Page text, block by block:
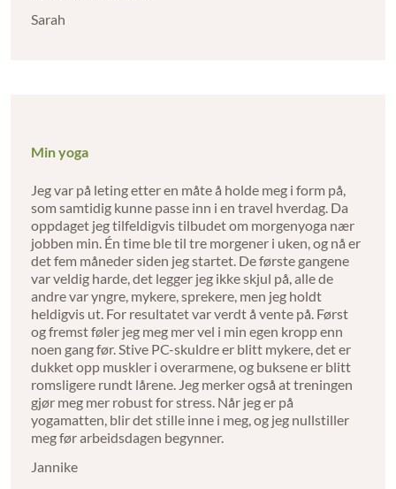
Sarah
Min yoga
Jeg var på leting etter en måte å holde meg i form på,
som samtidig kunne passe inn i en travel hverdag. Da
oppdaget jeg tilfeldigvis tilbudet om morgen­yoga nær
jobben min. Én time ble til tre morgener i uken, og nå er
det fem måneder siden jeg startet. De første gangene
var veldig harde, det legger jeg ikke skjul på, alle de
andre var yngre, mykere, sprekere, men jeg holdt
heldigvis ut. For resultatet var verdt å vente på. Først
og fremst føler jeg meg mer vel i min egen kropp enn
noen gang før. Stive PC-skuldre er blitt mykere, det er
dukket opp muskler i overarmene, og buksene er blitt
romsligere rundt lårene. Jeg merker også at treningen
gjør meg mer robust for stress. Når jeg er på
yogamatten, blir det stille inne i meg, og jeg nullstiller
meg før arbeidsdagen begynner.
Jannike